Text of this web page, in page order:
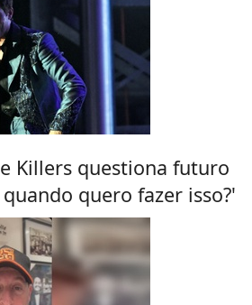
Killers questiona futuro
quero fazer isso?'